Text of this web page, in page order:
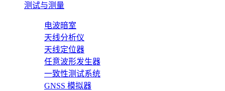
测试与测量
电波暗室
天线分析仪
天线定位器
任意波形发生器
一致性测试系统
GNSS 模拟器